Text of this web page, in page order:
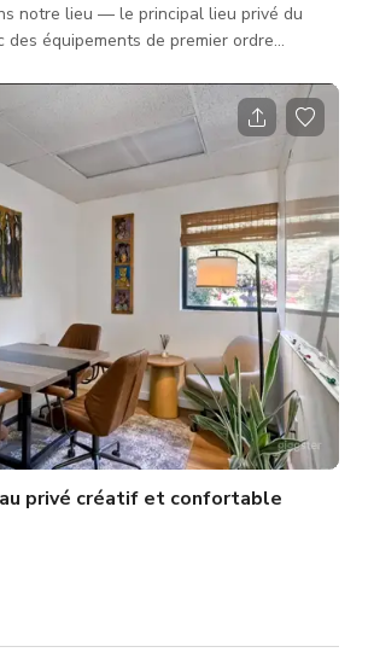
notre lieu — le principal lieu privé du
des équipements de premier ordre
une salle de sport ultramoderne, un
et notre salon speakeasy exclusif, c'est le
célébrations comme pour la création de
privé créatif et confortable